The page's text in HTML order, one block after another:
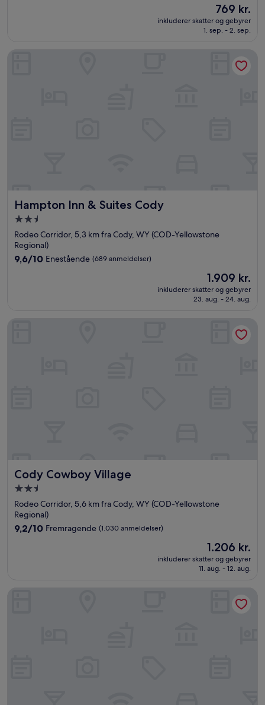
anmeldelser)
Prisen
769 kr.
769 kr.
inkluderer skatter og gebyrer
1. sep. - 2. sep.
Hampton Inn & Suites Cody
Hampton Inn & Suites Cody
2.5-
stjernet
overnatningssted
Rodeo Corridor, 5,3 km fra Cody, WY (COD-Yellowstone
Regional)
9.6
anmeldelser)
9,6/10 Enestående (689 anmeldelser)
Prisen
er
1.909 kr.
1.909 kr.
inkluderer skatter og gebyrer
23. aug. - 24. aug.
Hampton Inn & Suites Cody
Cody Cowboy Village
Cody Cowboy Village
2.5-
stjernet
overnatningssted
Rodeo Corridor, 5,6 km fra Cody, WY (COD-Yellowstone
Regional)
9.2
anmeldelser)
9,2/10 Fremragende (1.030 anmeldelser)
Prisen
1.206 kr.
1.206 kr.
inkluderer skatter og gebyrer
11. aug. - 12. aug.
AmericInn by Wyndham Cody